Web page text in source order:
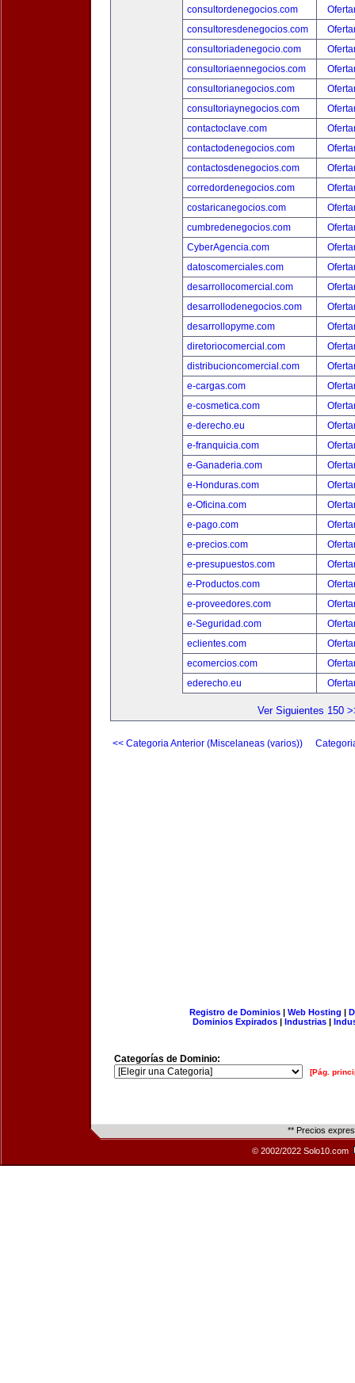
consultordenegocios.com
consultoresdenegocios.com
consultoriadenegocio.com
consultoriaennegocios.com
consultorianegocios.com
consultoriaynegocios.com
contactoclave.com
contactodenegocios.com
contactosdenegocios.com
corredordenegocios.com
costaricanegocios.com
cumbredenegocios.com
CyberAgencia.com
datoscomerciales.com
desarrollocomercial.com
desarrollodenegocios.com
desarrollopyme.com
diretoriocomercial.com
distribucioncomercial.com
e-cargas.com
e-cosmetica.com
e-derecho.eu
e-franquicia.com
e-Ganaderia.com
e-Honduras.com
e-Oficina.com
e-pago.com
e-precios.com
e-presupuestos.com
e-Productos.com
e-proveedores.com
e-Seguridad.com
eclientes.com
ecomercios.com
ederecho.eu
Ver Siguientes 150
<< Categoria Anterior (Miscelaneas (varios))
Registro de Dominios| Web Hosting |
Dominios Expirados | Industrias |
Categorías de Dominio:
[Pág.
** Precios
© 2002/2022 Solo10.com